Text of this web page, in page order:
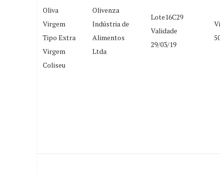
Oliva
Virgem
Tipo Extra
Virgem
Coliseu
Olivenza
Indústria de
Alimentos
Ltda
Lote16C29
Validade
29/03/19